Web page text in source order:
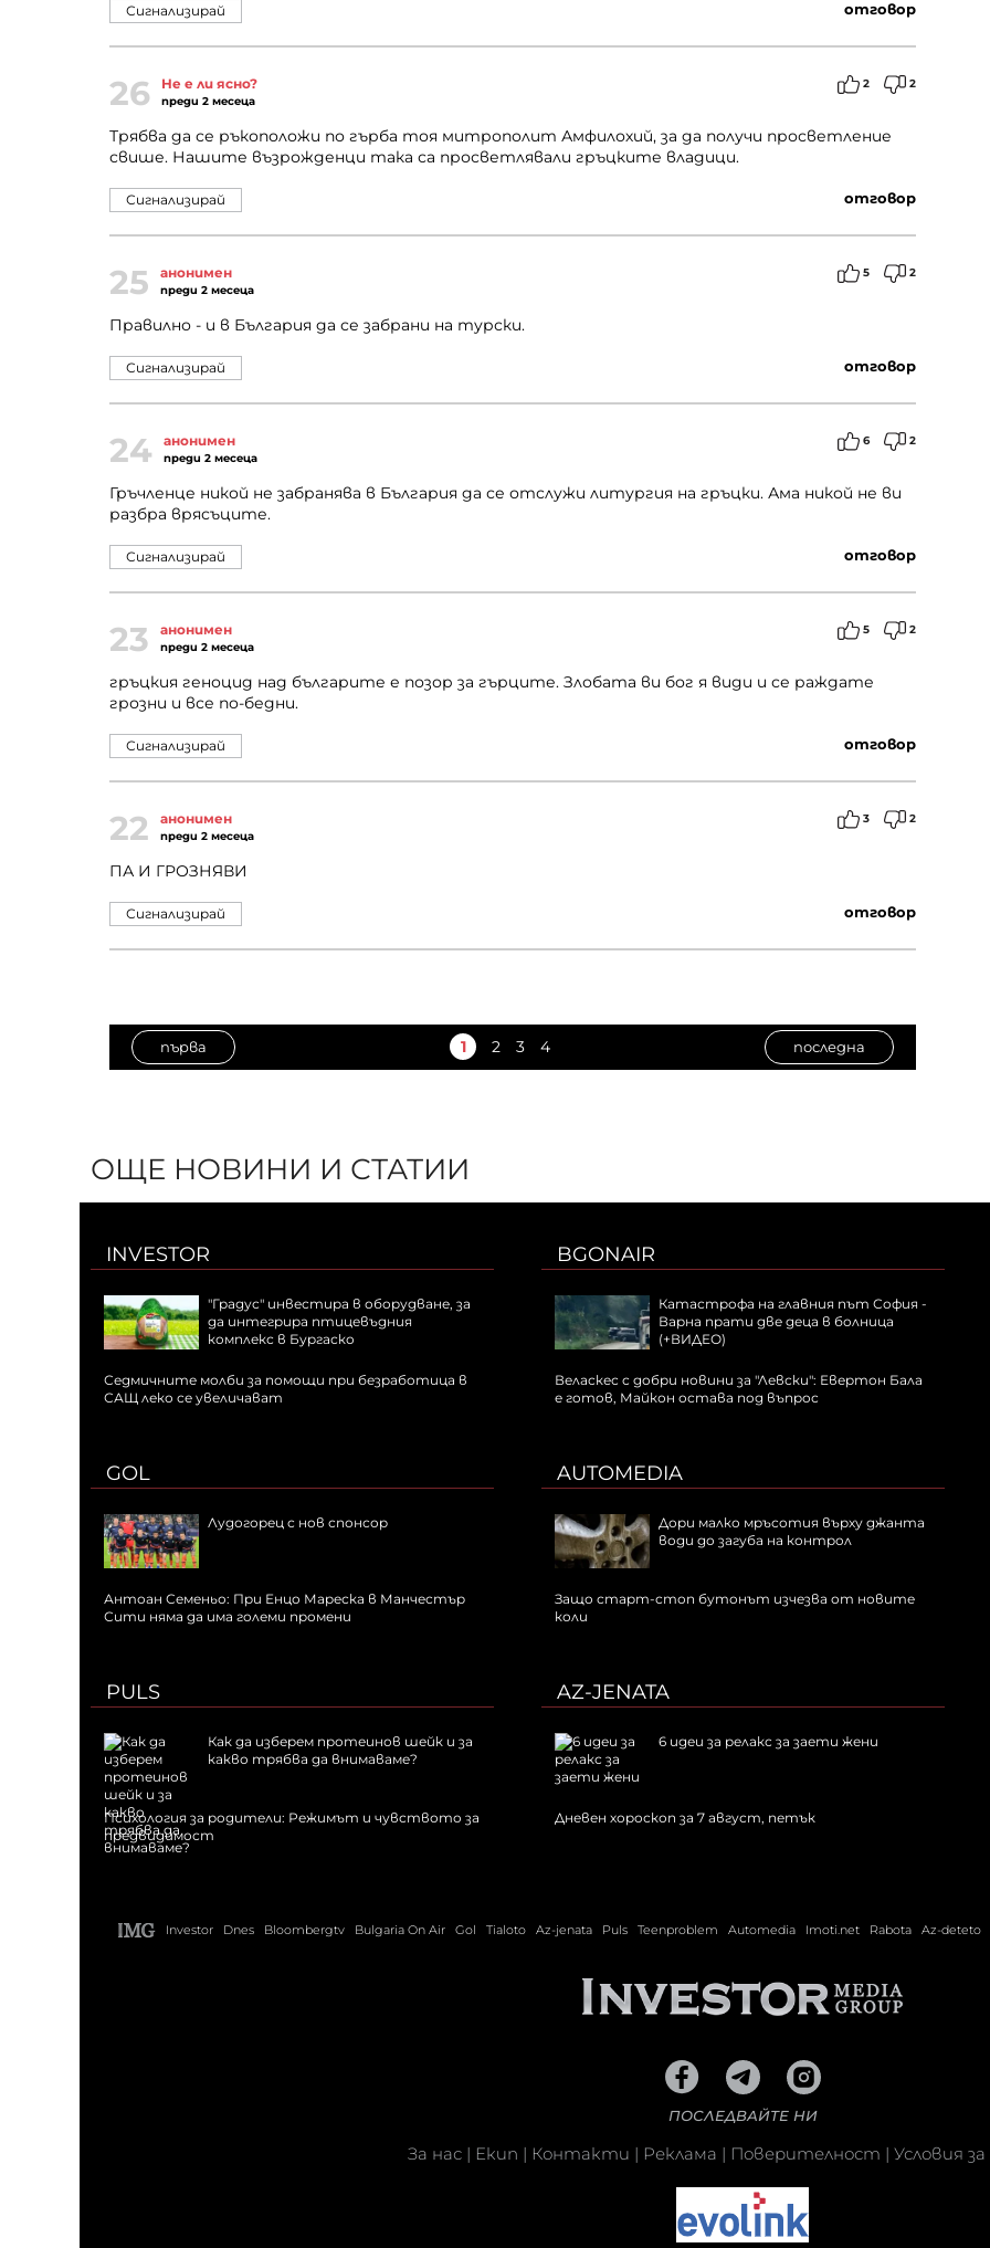
отговор
Сигнализирай
26 Не е ли ясно?
преди 2 месеца
2 2
Трябва да се ръкоположи по гърба тоя митрополит Амфилохий, за да получи просветление
свише. Нашите възрожденци така са просветлявали гръцките владици.
отговор
Сигнализирай
25 анонимен
преди 2 месеца
5 2
Правилно - и в България да се забрани на турски.
отговор
Сигнализирай
24 анонимен
преди 2 месеца
6 2
Гръчленце никой не забранява в България да се отслужи литургия на гръцки. Ама никой не ви
разбра врясъците.
отговор
Сигнализирай
23 анонимен
преди 2 месеца
5 2
гръцкия геноцид над българите е позор за гърците. Злобата ви бог я види и се раждате
грозни и все по-бедни.
отговор
Сигнализирай
22 анонимен
преди 2 месеца
3 2
ПА И ГРОЗНЯВИ
отговор
Сигнализирай
първа 1 2 3 4 последна
ОЩЕ НОВИНИ И СТАТИИ
INVESTOR
"Градус" инвестира в оборудване, за
да интегрира птицевъдния
комплекс в Бургаско
Седмичните молби за помощи при безработица в
САЩ леко се увеличават
BGONAIR
Катастрофа на главния път София -
Варна прати две деца в болница
(+ВИДЕО)
Веласкес с добри новини за "Левски": Евертон Бала
е готов, Майкон остава под въпрос
GOL
Лудогорец с нов спонсор
Антоан Семеньо: При Енцо Мареска в Манчестър
Сити няма да има големи промени
AUTOMEDIA
Дори малко мръсотия върху джанта
води до загуба на контрол
Защо старт-стоп бутонът изчезва от новите
коли
PULS
Как да изберем протеинов шейк и за
какво трябва да внимаваме?
Психология за родители: Режимът и чувството за
предвидимост
AZ-JENATA
6 идеи за релакс за заети жени
Дневен хороскоп за 7 август, петък
Investor Dnes Bloombergtv Bulgaria On Air Gol Tialoto Az-jenata Puls Teenproblem Automedia Imoti.net Rabota Az-deteto
ПОСЛЕДВАЙТЕ НИ
За нас| Екип | Контакти | Реклама | Поверителност | Условия